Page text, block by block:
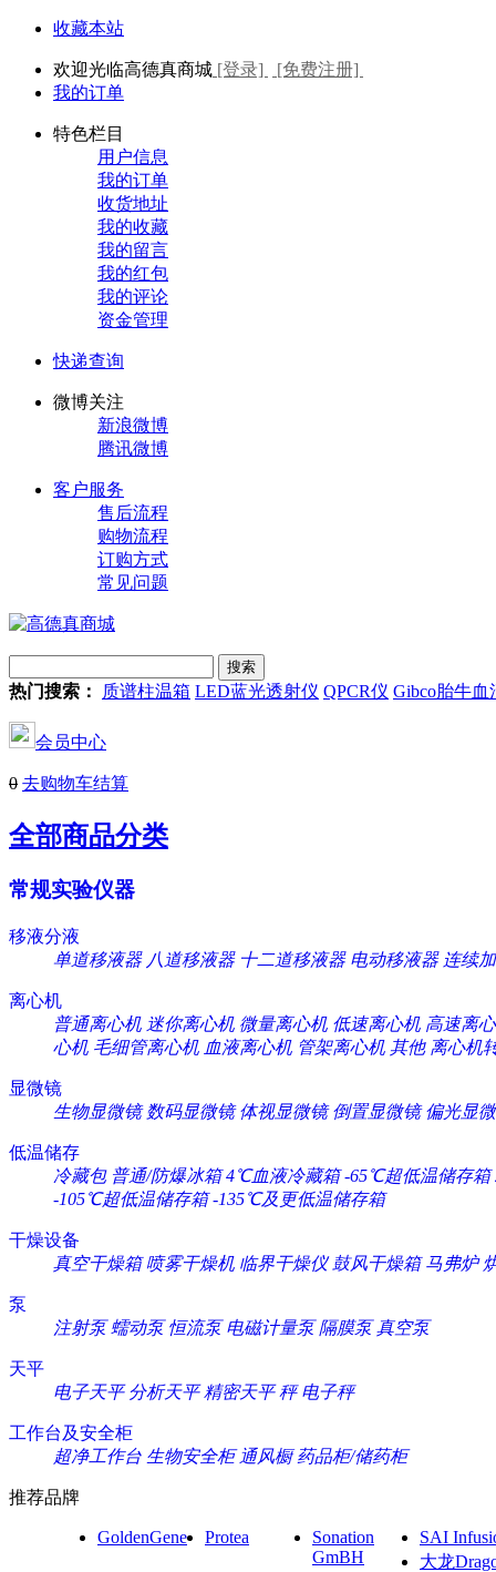
收藏本站
欢迎光临高德真商城 [登录]
[免费注册]
我的订单
特色栏目
用户信息
我的订单
收货地址
我的收藏
我的留言
我的红包
我的评论
资金管理
快递查询
微博关注
新浪微博
腾讯微博
客户服务
售后流程
购物流程
订购方式
常见问题
热门搜索： 质谱柱温箱 LED蓝光透射仪 QPCR仪 Gibco胎牛血
会员中心
0 去购物车结算
全部商品分类
常规实验仪器
移液分液
单道移液器 八道移液器 十二道移液器 电动移液器 连续
离心机
普通离心机 迷你离心机 微量离心机 低速离心机 高速离
心机 毛细管离心机 血液离心机 管架离心机 其他 离心机
显微镜
生物显微镜 数码显微镜 体视显微镜 倒置显微镜 偏光显
低温储存
冷藏包 普通/防爆冰箱 4℃血液冷藏箱 -65℃超低温储存箱
-105℃超低温储存箱 -135℃及更低温储存箱
干燥设备
真空干燥箱 喷雾干燥机 临界干燥仪 鼓风干燥箱 马弗炉
泵
注射泵 蠕动泵 恒流泵 电磁计量泵 隔膜泵 真空泵
天平
电子天平 分析天平 精密天平 秤 电子秤
工作台及安全柜
超净工作台 生物安全柜 通风橱 药品柜/储药柜
推荐品牌
GoldenGene Protea
Sonation
GmBH
SAI
大龙